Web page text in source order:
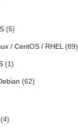
(5)
/ CentOS / RHEL(89)
(1)
(62)
(4)